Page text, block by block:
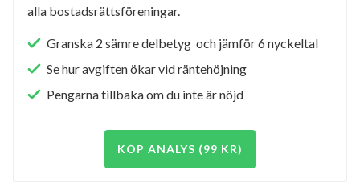
alla bostadsrättsföreningar.
Granska 2 sämre delbetyg och jämför 6 nyckeltal
Se hur avgiften ökar vid räntehöjning
Pengarna tillbaka om du inte är nöjd
KÖP ANALYS (99 KR)